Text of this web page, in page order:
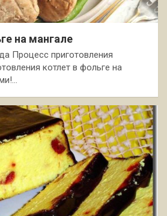
на мангале
Процесс приготовления
котлет в фольге на